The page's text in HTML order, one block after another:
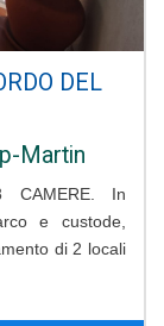
DEL
Martin
CAMERE. In
e custode,
di 2 locali